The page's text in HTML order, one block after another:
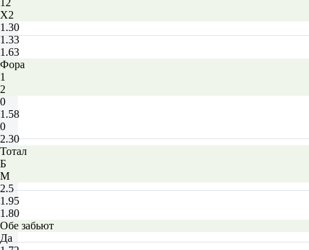
12
X2
1.30
1.33
1.63
Фора
1
2
0
1.58
0
2.30
Тотал
Б
М
2.5
1.95
1.80
Обе забьют
Да